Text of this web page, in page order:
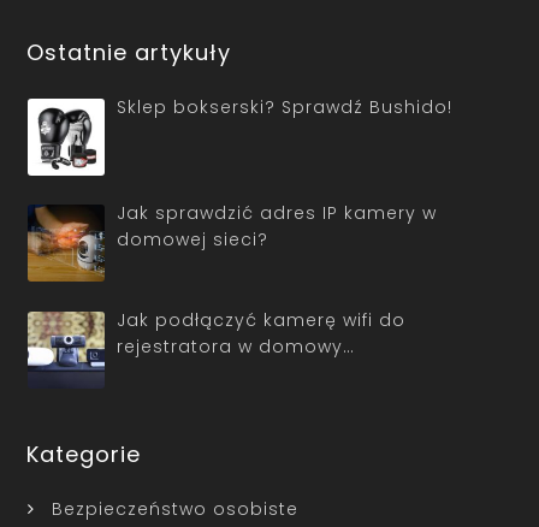
Ostatnie artykuły
Sklep bokserski? Sprawdź Bushido!
Jak sprawdzić adres IP kamery w
domowej sieci?
Jak podłączyć kamerę wifi do
rejestratora w domowy…
Kategorie
Bezpieczeństwo osobiste